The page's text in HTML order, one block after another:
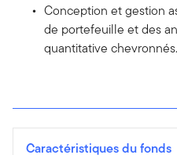
Conception et gestion
de portefeuille et des
quantitative chevronnés.
Caractéristiques du fonds